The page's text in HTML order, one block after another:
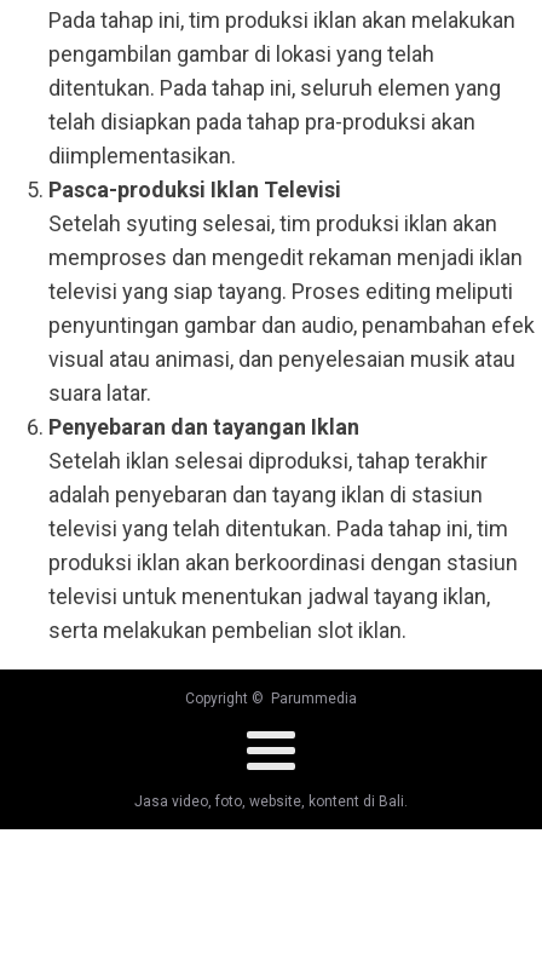
Pada tahap ini, tim produksi iklan akan melakukan
pengambilan gambar di lokasi yang telah
ditentukan. Pada tahap ini, seluruh elemen yang
telah disiapkan pada tahap pra-produksi akan
diimplementasikan.
Pasca-produksi Iklan Televisi
Setelah syuting selesai, tim produksi iklan akan
memproses dan mengedit rekaman menjadi iklan
televisi yang siap tayang. Proses editing meliputi
penyuntingan gambar dan audio, penambahan efek
visual atau animasi, dan penyelesaian musik atau
suara latar.
Penyebaran dan tayangan Iklan
Setelah iklan selesai diproduksi, tahap terakhir
adalah penyebaran dan tayang iklan di stasiun
televisi yang telah ditentukan. Pada tahap ini, tim
produksi iklan akan berkoordinasi dengan stasiun
televisi untuk menentukan jadwal tayang iklan,
serta melakukan pembelian slot iklan.
Copyright © Parummedia
Jasa video, foto, website, kontent di Bali.